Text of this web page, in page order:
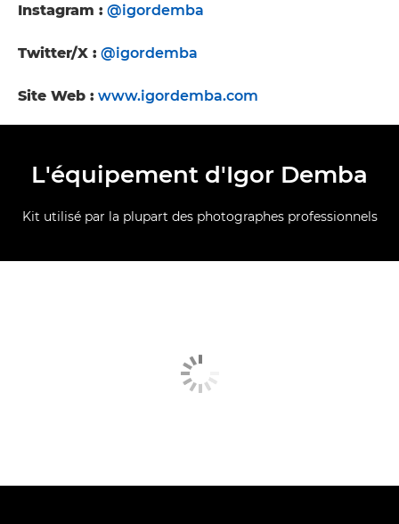
Instagram : @igordemba
Twitter/X : @igordemba
Site Web : www.igordemba.com
L'équipement d'Igor Demba
Kit utilisé par la plupart des photographes professionnels